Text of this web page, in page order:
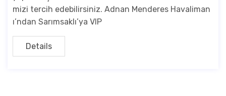
mizi tercih edebilirsiniz. Adnan Menderes Havaliman
ı’ndan Sarımsaklı’ya VIP
Details